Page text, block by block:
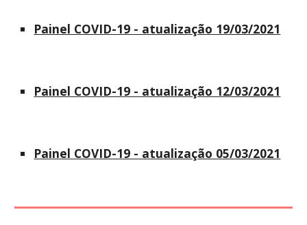
Painel COVID-19 - atualização 19/03/2021
Painel COVID-19 - atualização 12/03/2021
Painel COVID-19 - atualização 05/03/2021